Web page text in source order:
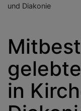
und Diakonie
in